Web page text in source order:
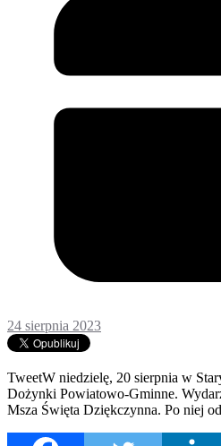
24 sierpnia 2023
TweetW niedzielę, 20 sierpnia w
Dożynki Powiatowo-Gminne.
Msza Święta Dziękczynna. Po niej